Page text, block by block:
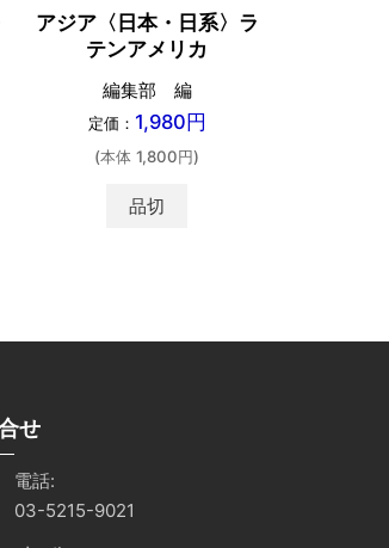
アジア〈日本・日系〉ラ
テンアメリカ
編集部 編
定価： 1,980円
(本体 1,800円)
品切
せ
電話:
03-5215-9021